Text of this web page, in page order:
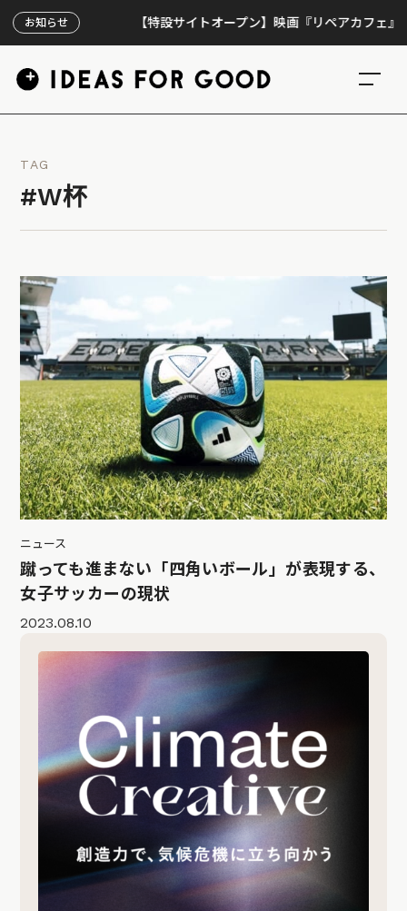
お知らせ 【特設サイトオープン】映画『リペアカフェ』、上
TAG
#W杯
ニュース
蹴っても進まない「四角いボール」が表現する、
女子サッカーの現状
2023.08.10